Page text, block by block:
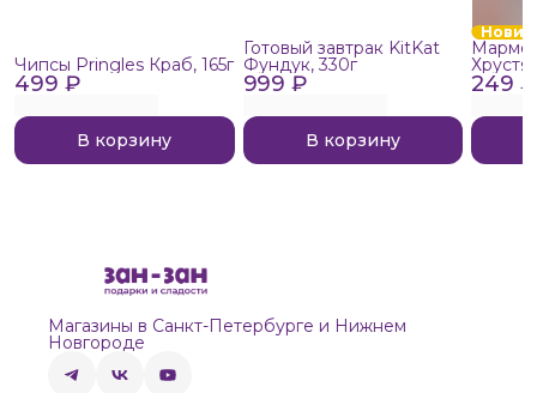
499 ₽
Чипсы Pringles Краб, 165г
В корзину
999 ₽
Готовый завтрак KitKat
Фундук, 330г
В корзину
249 ₽
Магазины в Санкт-Петербурге и Нижнем
Новгороде